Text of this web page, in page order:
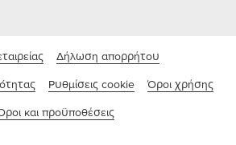
Δήλωση απορρήτου
Ρυθμίσεις cookie Όροι χρήσης
και προϋποθέσεις